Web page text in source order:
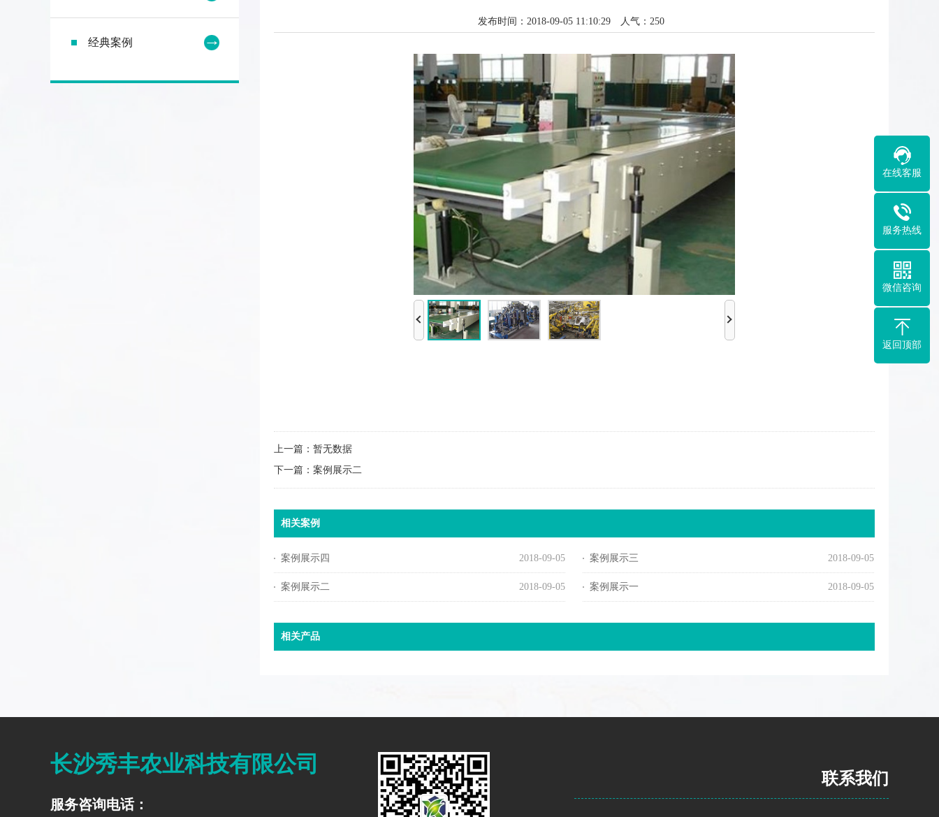
经典案例
发布时间：2018-09-05 11:10:29 人气： 250
上一篇： 暂无数据
下一篇： 案例展示二
相关案例
2018-09-05
案例展示四 2018-09-05
案例展示三
2018-09-05
案例展示二 2018-09-05
案例展示一
相关产品
长沙秀丰农业科技有限公司
服务咨询电话：
联系我们
在线客服
服务热线
微信咨询
返回顶部